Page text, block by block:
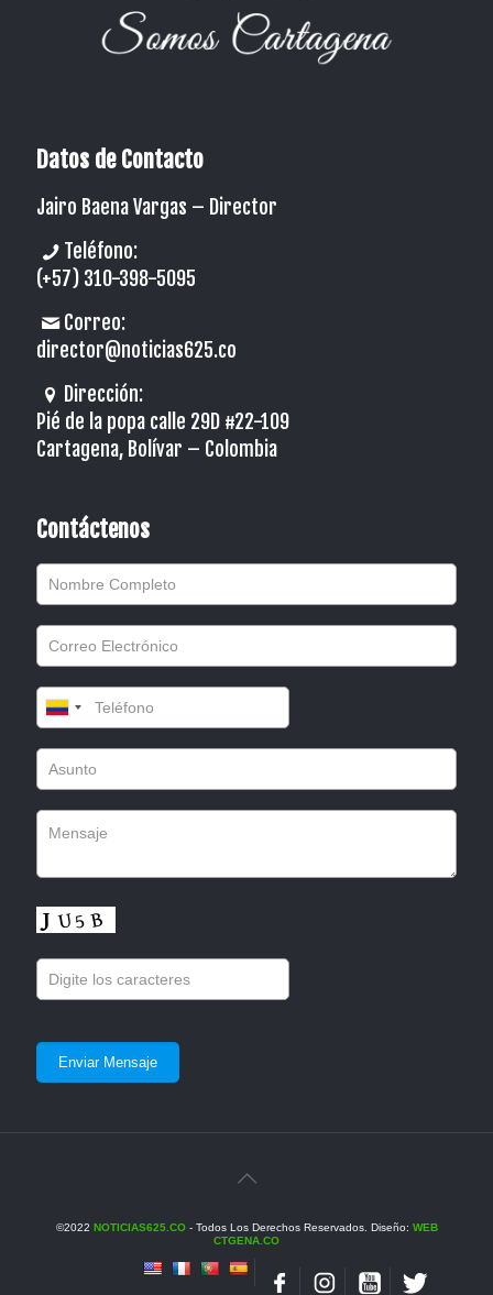
Datos de Contacto
Jairo Baena Vargas – Director
Teléfono:
(+57) 310-398-5095
Correo:
director@noticias625.co
Dirección:
Pié de la popa calle 29D #22-109
Cartagena, Bolívar – Colombia
Contáctenos
©2022 NOTICIAS625.CO- Todos Los Derechos Reservados. Diseño: WEB
CTGENA.CO